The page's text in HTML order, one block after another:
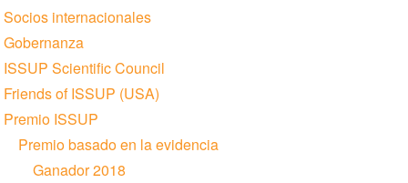
Socios internacionales
Gobernanza
ISSUP Scientific Council
Friends of ISSUP (USA)
Premio ISSUP
Premio basado en la evidencia
Ganador 2018